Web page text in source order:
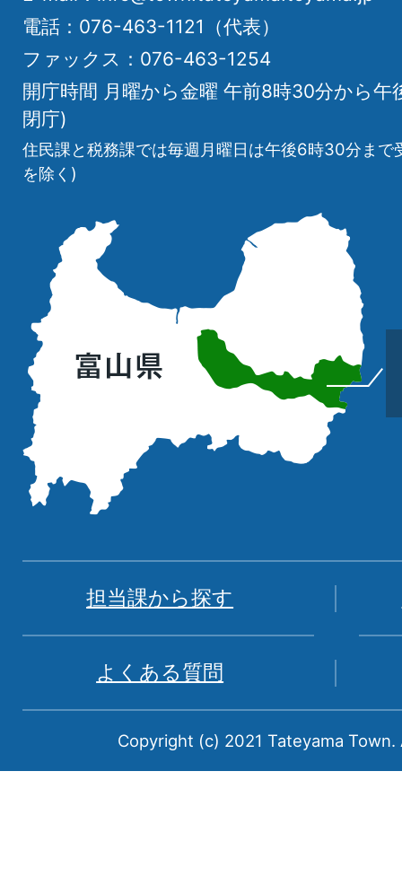
電話：076-463-1121（代表）
ファックス：076-463-1254
開庁時間 月曜から金曜 午前8時30分から午
閉庁)
住民課と税務課では毎週月曜日は午後6時30分まで
を除く)
の
位
置
を
記
し
た
図。
新
郡
担当課から探す
よくある質問
Copyright (c) 2021 Tateyama Town.